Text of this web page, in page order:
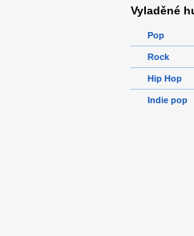
Vyladěné
Pop
Rock
Hip Hop
Indie pop